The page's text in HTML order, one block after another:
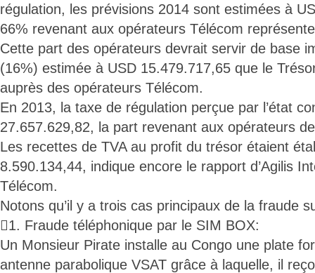
régulation, les prévisions 2014 sont estimées à
66% revenant aux opérateurs Télécom
Cette part des opérateurs devrait servir de base
(16%) estimée à USD 15.479.717,65 que le
auprès des opérateurs Télécom.
En 2013, la taxe de régulation perçue par l’état
27.657.629,82, la part revenant aux opérateurs
Les recettes de TVA au profit du trésor étaient
8.590.134,44, indique encore le rapport d’Agilis
Télécom.
Notons qu’il y a trois cas principaux de la fraude
1. Fraude téléphonique par le SIM BOX:
Un Monsieur Pirate installe au Congo une plate
antenne parabolique VSAT grâce à laquelle, il